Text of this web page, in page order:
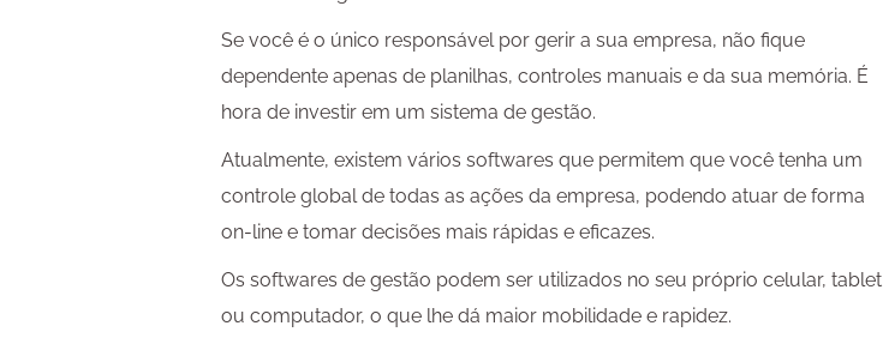
Se você é o único responsável por gerir a sua empresa, não fique
dependente apenas de planilhas, controles manuais e da sua memória. É
hora de investir em um sistema de gestão.
Atualmente, existem vários softwares que permitem que você tenha um
controle global de todas as ações da empresa, podendo atuar de forma
on-line e tomar decisões mais rápidas e eficazes.
Os softwares de gestão podem ser utilizados no seu próprio celular, tablet
ou computador, o que lhe dá maior mobilidade e rapidez.